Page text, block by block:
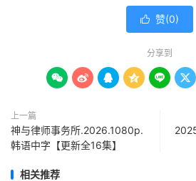
 赞(0)
分享到
     
上一篇
神与律师事务所.2026.1080p.
韩语中字【更新全16集】
相关推荐